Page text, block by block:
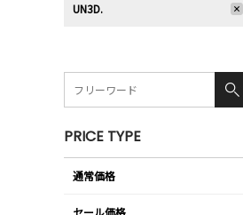
UN3D.
PRICE TYPE
通常価格
セール価格